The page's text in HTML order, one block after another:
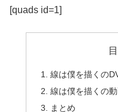
[quads id=1]
線は僕を描くの
線は僕を描くの
まとめ